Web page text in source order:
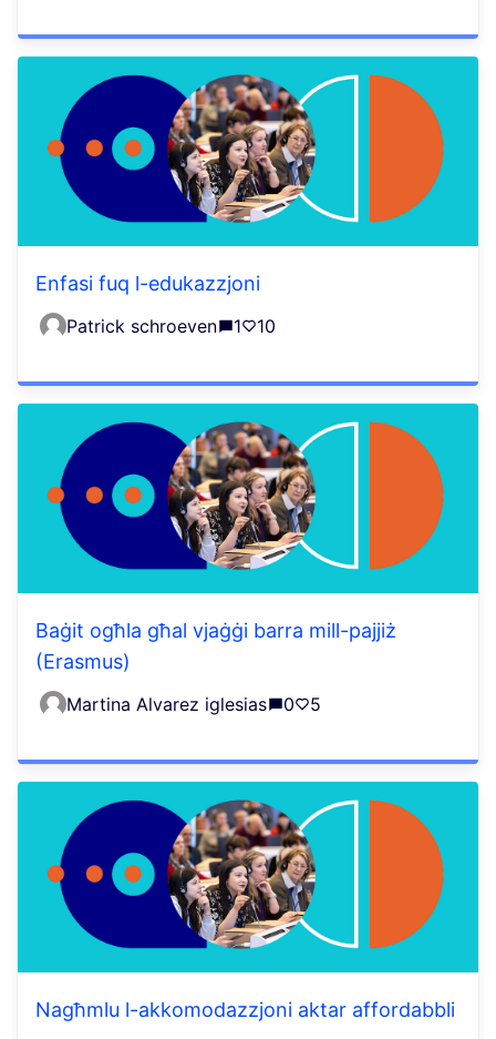
Enfasi fuq l-edukazzjoni
Patrick schroeven 1 10
Baġit ogħla għal vjaġġi barra mill-pajjiż
(Erasmus)
Martina Alvarez iglesias 0 5
Nagħmlu l-akkomodazzjoni aktar affordabbli